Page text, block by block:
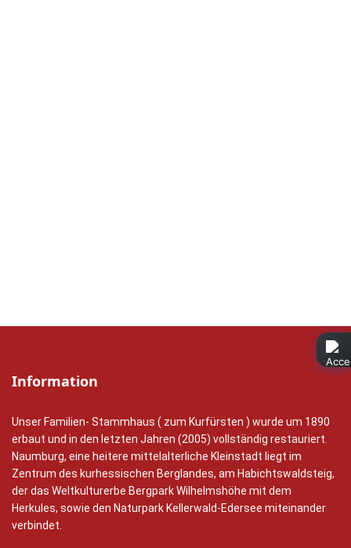
Information
Unser Familien- Stammhaus ( zum Kurfürsten ) wurde um 1890
erbaut und in den letzten Jahren (2005) vollständig restauriert.
Naumburg, eine heitere mittelalterliche Kleinstadt liegt im
Zentrum des kurhessischen Berglandes, am Habichtswaldsteig,
der das Weltkulturerbe Bergpark Wilhelmshöhe mit dem
Herkules, sowie den Naturpark Kellerwald-Edersee miteinander
verbindet.